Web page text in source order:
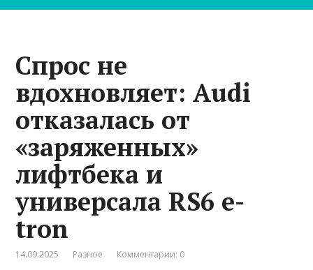
Спрос не
вдохновляет: Audi
отказалась от
«заряженных»
лифтбека и
универсала RS6 e-
tron
14.09.2025 Разное Комментарии: 0